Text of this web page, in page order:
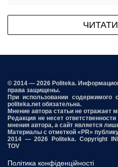
© 2014 — 2026 Politeka.
права защищены.
При использовании содержимого
politeka.net обязательна.
Мнение автора статьи не отражает
Редакция не несет
мнения автора, а сайт является
Материалы с отметкой «PR»
2014 — 2026 Politeka. Copyright
TOV
Політика конфіденційності